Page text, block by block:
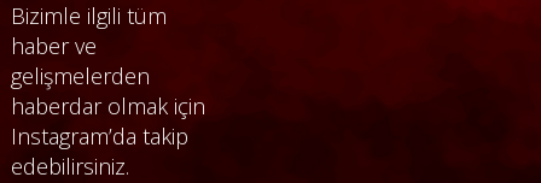
Bizimle ilgili tüm
haber ve
gelişmelerden
haberdar olmak için
Instagram’da takip
edebilirsiniz.